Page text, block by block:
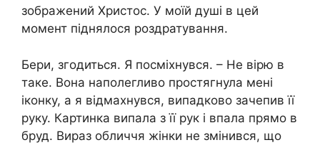
зображений Христос. У моїй душі в цей
момент піднялося роздратування.
Бери, згодиться. Я посміхнувся. – Не вірю в
таке. Вона наполегливо простягнула мені
іконку, а я відмахнувся, випадково зачепив її
руку. Картинка випала з її рук і впала прямо в
бруд. Вираз обличчя жінки не змінився, що